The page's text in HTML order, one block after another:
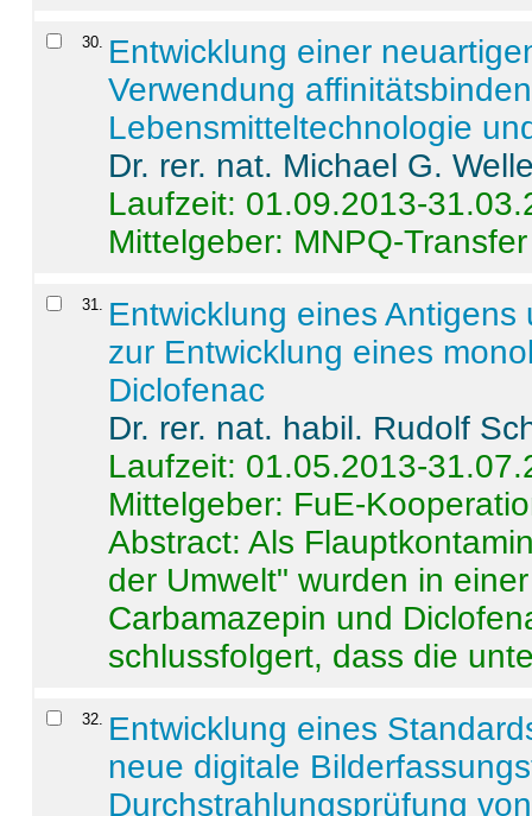
30. Entwicklung einer
Verwendung
Lebensmitteltechnologie
Dr. rer. nat. Michael G.
Laufzeit: 01.09.2013-
Mittelgeber: MNPQ-Transfer
31. Entwicklung eines
zur Entwicklung eines
Diclofenac
Dr. rer. nat. habil. Rudolf
Laufzeit: 01.05.2013-
Mittelgeber: FuE-
Abstract:Als
der Umwelt" wurden in
Carbamazepin und
schlussfolgert, dass die
32. Entwicklung eines
neue digitale
Durchstrahlungsprüfung